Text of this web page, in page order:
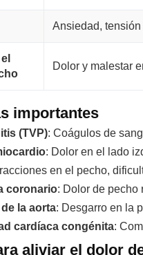
Ansiedad,
Dolor y malestar
importantes
(TVP): Coágulos de
: Dolor en el lado
en el pecho,
coronario: Dolor de pecho
la aorta: Desgarro en la
cardíaca congénita:
aliviar el dolor